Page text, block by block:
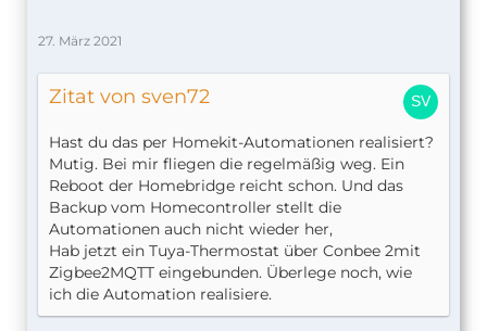
27. März 2021
Zitat von sven72
Hast du das per Homekit-Automationen realisiert?
Mutig. Bei mir fliegen die regelmäßig weg. Ein
Reboot der Homebridge reicht schon. Und das
Backup vom Homecontroller stellt die
Automationen auch nicht wieder her,
Hab jetzt ein Tuya-Thermostat über Conbee 2mit
Zigbee2MQTT eingebunden. Überlege noch, wie
ich die Automation realisiere.